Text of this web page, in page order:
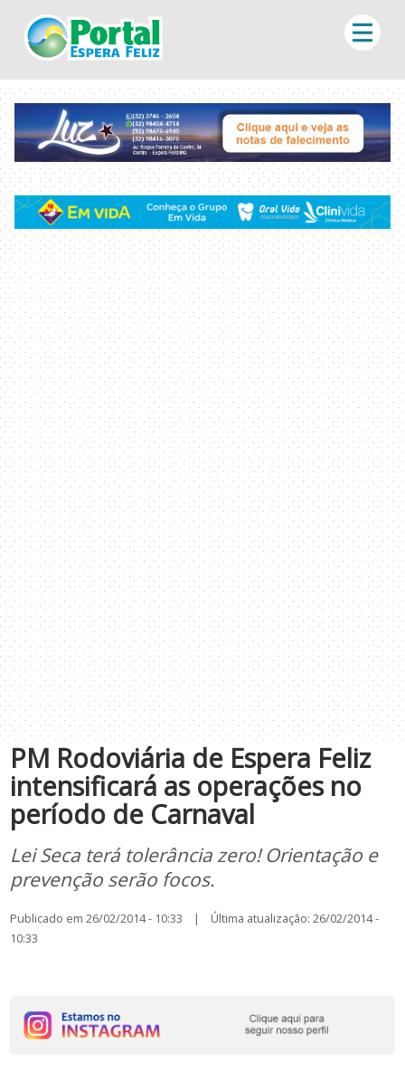
PM Rodoviária de Espera Feliz
intensificará as operações no
período de Carnaval
Lei Seca terá tolerância zero! Orientação e
prevenção serão focos.
Publicado em 26/02/2014 - 10:33 | Última atualização: 26/02/2014 -
10:33